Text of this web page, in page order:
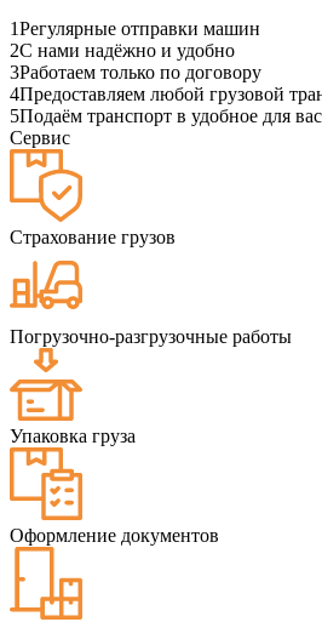
1Регулярные отправки машин
2С нами надёжно и удобно
3Работаем только по договору
4Предоставляем любой грузовой
5Подаём транспорт в удобное для
Сервис
Страхование грузов
Погрузочно-разгрузочные работы
Упаковка груза
Оформление документов